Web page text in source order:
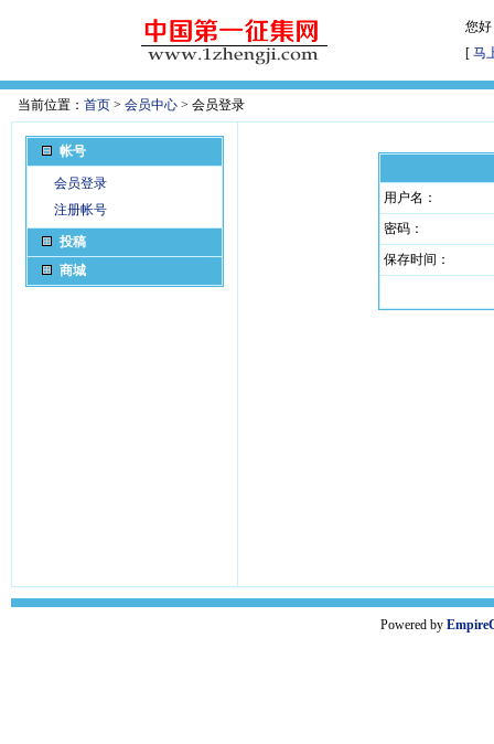
您
[ 马
当前位置： 首页 > 会员中心 > 会员登录
帐号
会员登录
注册帐号
投稿
商城
用户名：
密码：
保存时间：
Powered by